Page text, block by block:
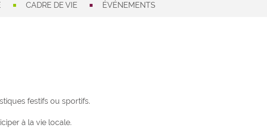
CADRE DE VIE ÉVÉNEMENTS
festifs ou sportifs.
à la vie locale.